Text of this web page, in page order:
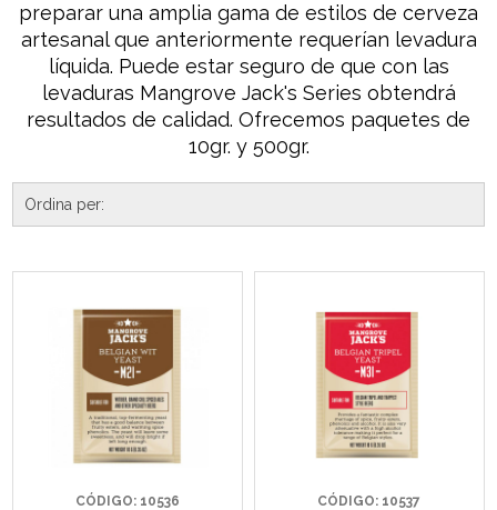
preparar una amplia gama de estilos de cerveza
artesanal que anteriormente requerían levadura
líquida. Puede estar seguro de que con las
levaduras Mangrove Jack's Series obtendrá
resultados de calidad. Ofrecemos paquetes de
10gr. y 500gr.
CÓDIGO: 10536 CÓDIGO: 10537